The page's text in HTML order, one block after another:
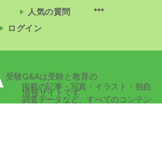
人気の質問
ログイン
受験Q&Aは受験と教育の
情報サイトです
掲載の記事・写真・イラスト・独自
調査データなど、すべてのコンテン